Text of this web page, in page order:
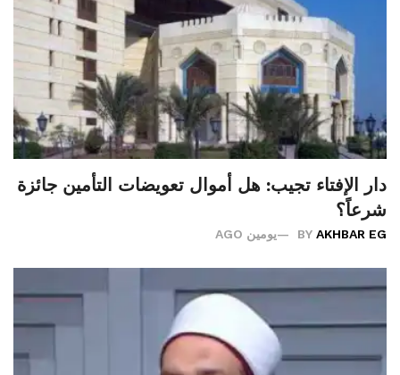
دار الإفتاء تجيب: هل أموال تعويضات التأمين جائزة
شرعاً؟
BY AKHBAR EG يومين AGO